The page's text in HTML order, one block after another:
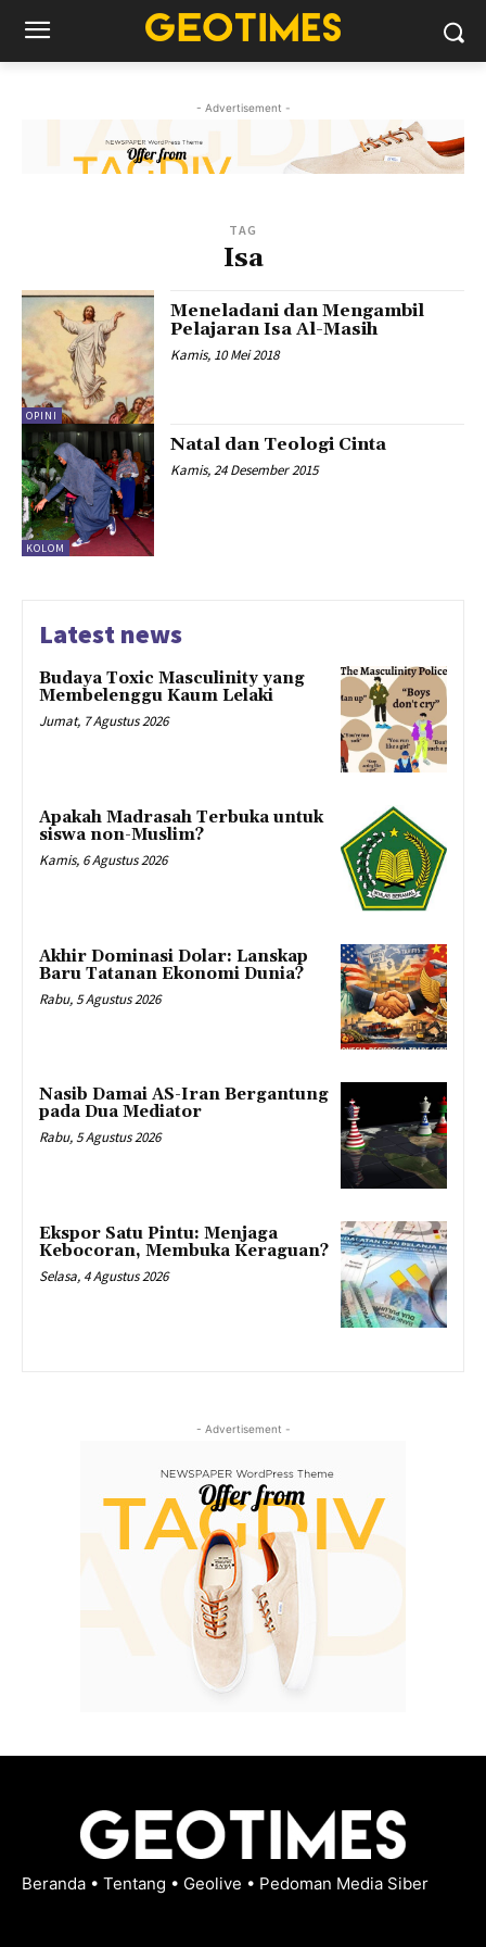
- Advertisement -
TAG
Isa
OPINI
Meneladani dan Mengambil
Pelajaran Isa Al-Masih
Kamis, 10 Mei 2018
KOLOM
Natal dan Teologi Cinta
Kamis, 24 Desember 2015
Latest news
Budaya Toxic Masculinity yang
Membelenggu Kaum Lelaki
Jumat, 7 Agustus 2026
Apakah Madrasah Terbuka untuk
siswa non-Muslim?
Kamis, 6 Agustus 2026
Akhir Dominasi Dolar: Lanskap
Baru Tatanan Ekonomi Dunia?
Rabu, 5 Agustus 2026
Nasib Damai AS-Iran Bergantung
pada Dua Mediator
Rabu, 5 Agustus 2026
Ekspor Satu Pintu: Menjaga
Kebocoran, Membuka Keraguan?
Selasa, 4 Agustus 2026
- Advertisement -
Beranda • Tentang • Geolive • Pedoman Media Siber